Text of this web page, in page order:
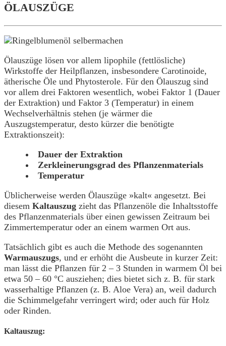
ÖLAUSZÜGE
Ölauszüge lösen vor allem lipophile (fettlösliche)
Wirkstoffe der Heilpflanzen, insbesondere Carotinoide,
ätherische Öle und Phytosterole. Für den Ölauszug sind
vor allem drei Faktoren wesentlich, wobei Faktor 1 (Dauer
der Extraktion) und Faktor 3 (Temperatur) in einem
Wechselverhältnis stehen (je wärmer die
Auszugstemperatur, desto kürzer die benötigte
Extraktionszeit):
Dauer der Extraktion
Zerkleinerungsgrad des Pflanzenmaterials
Temperatur
Üblicherweise werden Ölauszüge »kalt« angesetzt. Bei
diesem Kaltauszug zieht das Pflanzenöle die Inhaltsstoffe
des Pflanzenmaterials über einen gewissen Zeitraum bei
Zimmertemperatur oder an einem warmen Ort aus.
Tatsächlich gibt es auch die Methode des sogenannten
Warmauszugs, und er erhöht die Ausbeute in kurzer Zeit:
man lässt die Pflanzen für 2 – 3 Stunden in warmem Öl bei
etwa 50 – 60 °C ausziehen; dies bietet sich z. B. für stark
wasserhaltige Pflanzen (z. B. Aloe Vera) an, weil dadurch
die Schimmelgefahr verringert wird; oder auch für Holz
oder Rinden.
Kaltauszug: